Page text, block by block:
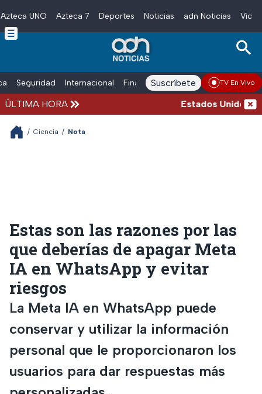
Skip to main content
Azteca UNO Azteca 7 Deportes Noticias adn Noticias
Seguridad Internacional Finanzas adn Noticias Radio
Suscríbete TV En Vivo
ÚLTIMA HORA Estados Unidos
/ Ciencia / Nota
Estas son las razones por las
que deberías de apagar Meta
IA en WhatsApp y evitar
riesgos
La Meta IA en WhatsApp puede
conservar y utilizar la información
personal que le proporcionaron los
usuarios para dar respuestas más